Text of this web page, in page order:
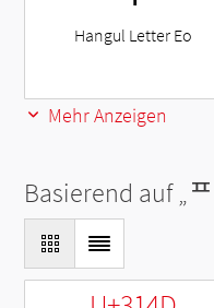
Hangul Letter Eo
Mehr Anzeigen
Basierend auf „ᄑ